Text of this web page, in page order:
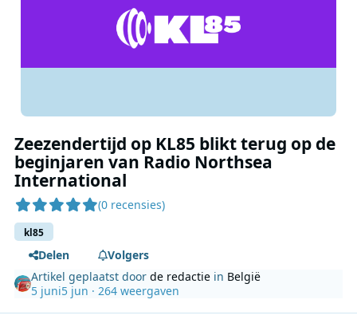
Zeezendertijd op KL85 blikt terug op de
beginjaren van Radio Northsea
International
(0 recensies)
kl85
Delen
Volgers
Artikel geplaatst doorde redactie in België
5 juni5 jun · 264 weergaven